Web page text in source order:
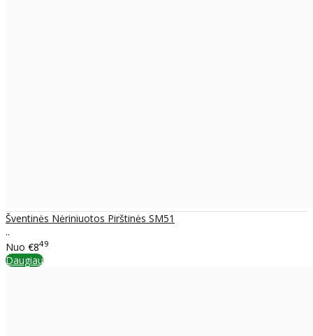
Šventinės Nėriniuotos Pirštinės SM51
..
Nuo €849
Daugiau